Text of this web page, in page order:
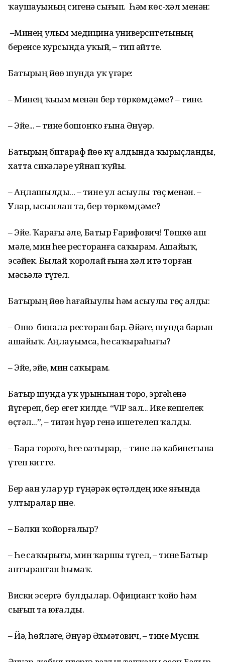
ҡаушауының сигенә сығып. Һәм көс-хәл менән:
–Минең улым медицина университетының
беренсе курсында уҡый, – тип әйтте.
Батырҙың йөҙө шунда уҡ үҙгәрҙе:
– Минең ҡыҙым менән бер төркөмдәме? – тине.
– Эйе... – тине бошонҡо ғына Әнүәр.
Батырҙың битараф йөҙө күҙ алдында ҡырыҫланды,
хатта сикәләре уйнап ҡуйҙы.
– Аңлашылды... – тине ул асыулы төҫ менән. –
Улар, ысынлап та, бер төркөмдәме?
– Эйе. Ҡарағыҙ әле, Батыр Ғарифович! Төшкө аш
мәле, мин һеҙҙе ресторанға саҡырам. Ашайыҡ,
эсәйек. Былай ҡоролай ғына хәл итә торған
мәсьәлә түгел.
Батырҙың йөҙө һағайыулы һәм асыулы төҫ алды:
– Ошо бинала ресторан бар. Әйҙәгеҙ, шунда барып
ашайыҡ. Аңлауымса, һеҙ саҡыраһығыҙ?
– Эйе, эйе, мин саҡырам.
Батыр шунда уҡ урынынан торҙо, эргәһенә
йүгереп, бер егет килде. “VIP зал... Ике кешелек
өҫтәл...”, – тигән һүҙҙәр генә ишетелеп ҡалды.
– Бара тороғоҙ, һеҙҙе оҙатырҙар, – тине лә кабинетына
үтеп китте.
Бер аҙҙан улар ҙур түңәрәк өҫтәлдең ике яғында
ултыралар ине.
– Бәлки ҡойорғалыр?
– Һеҙ саҡырҙығыҙ, мин ҡаршы түгел, – тине Батыр
аптыранған һымаҡ.
Виски эсергә булдылар. Официант ҡойҙо һәм
сығып та юғалды.
– Йә, һөйләгеҙ, Әнүәр Әхмәтович, – тине Мусин.